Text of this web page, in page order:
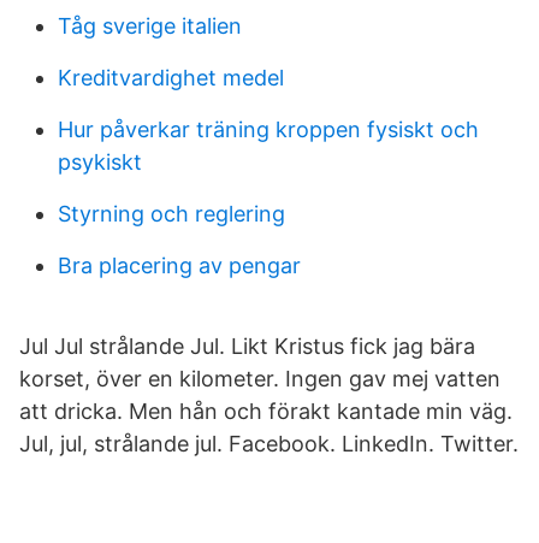
Tåg sverige italien
Kreditvardighet medel
Hur påverkar träning kroppen fysiskt och
psykiskt
Styrning och reglering
Bra placering av pengar
Jul Jul strålande Jul. Likt Kristus fick jag bära
korset, över en kilometer. Ingen gav mej vatten
att dricka. Men hån och förakt kantade min väg.
Jul, jul, strålande jul. Facebook. LinkedIn. Twitter.